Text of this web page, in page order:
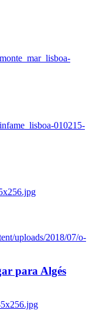
010215-
uploads/2018/07/o-
para Algés